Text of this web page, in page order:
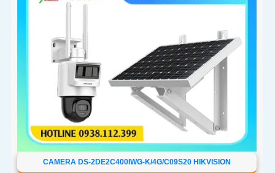
CAMERA DS-2DE2C400IWG-K/4G/C09S20 HIKVISION